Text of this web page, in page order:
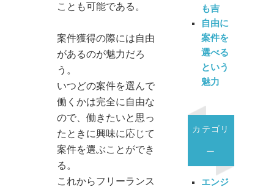
ことも可能である。
案件獲得の際には自由
があるのが魅力だろ
う。
いつどの案件を選んで
働くかは完全に自由な
ので、働きたいと思っ
たときに興味に応じて
案件を選ぶことができ
る。
これからフリーランス
も吉
自由に
案件を
選べる
という
魅力
カテゴリ
ー
エンジ